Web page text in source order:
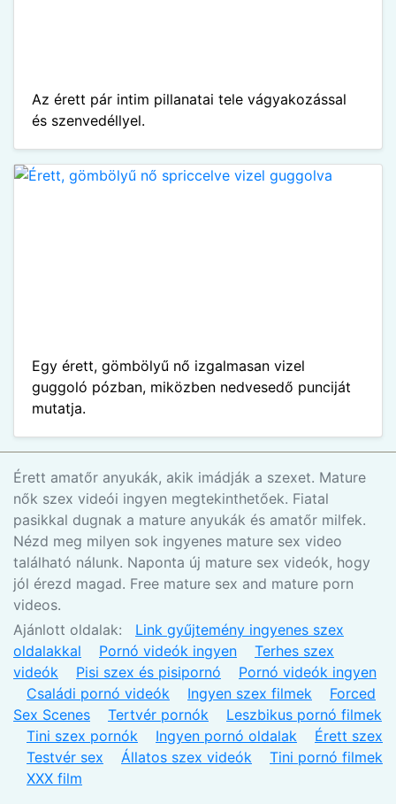
Az érett pár intim pillanatai tele vágyakozással
és szenvedéllyel.
Egy érett, gömbölyű nő izgalmasan vizel
guggoló pózban, miközben nedvesedő punciját
mutatja.
Érett amatőr anyukák, akik imádják a szexet. Mature
nők szex videói ingyen megtekinthetőek. Fiatal
pasikkal dugnak a mature anyukák és amatőr milfek.
Nézd meg milyen sok ingyenes mature sex video
található nálunk. Naponta új mature sex videók, hogy
jól érezd magad. Free mature sex and mature porn
videos.
Ajánlott oldalak: Link gyűjtemény ingyenes szex
oldalakkal
Pornó videók ingyen
Terhes szex
videók
Pisi szex és pisipornó
Pornó videók ingyen
Családi pornó videók
Ingyen szex filmek
Forced
Sex Scenes
Tertvér pornók
Leszbikus pornó filmek
Tini szex pornók
Ingyen pornó oldalak
Érett szex
Testvér sex
Állatos szex videók
Tini pornó filmek
XXX film